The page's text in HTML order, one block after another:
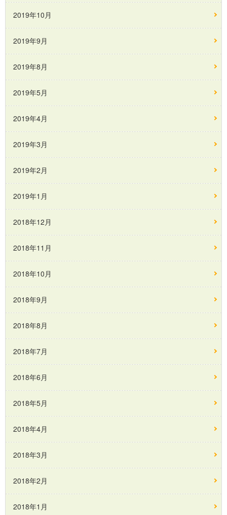
2019年10月
2019年9月
2019年8月
2019年5月
2019年4月
2019年3月
2019年2月
2019年1月
2018年12月
2018年11月
2018年10月
2018年9月
2018年8月
2018年7月
2018年6月
2018年5月
2018年4月
2018年3月
2018年2月
2018年1月